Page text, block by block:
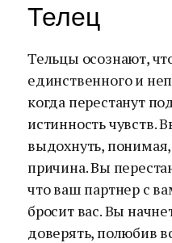
Телец
Тельцы осознают,
единственного и
когда перестанут
истинность чувств.
выдохнуть, понимая,
причина. Вы
что ваш партнер с
бросит вас. Вы
доверять, полюбив